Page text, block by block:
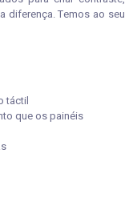
diferença. Temos ao seu
táctil
que os painéis